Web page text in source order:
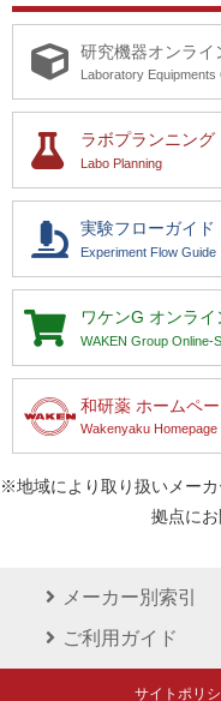
研究機器オンライ
Laboratory Equipments
ラボプランニング
Labo Planning
実験フローガイド
Experiment Flow Guide
ワケンG オンラ
WAKEN Group Online-
和研薬 ホームペ
Wakenyaku Homepage
※地域により取り扱いメー
拠点にお
メーカー別索引
ご利用ガイド
サイトポリ